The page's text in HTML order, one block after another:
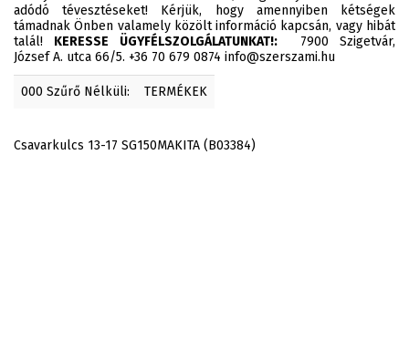
adódó tévesztéseket! Kérjük, hogy amennyiben kétségek
támadnak Önben valamely közölt információ kapcsán, vagy hibát
talál! KERESSE ÜGYFÉLSZOLGÁLATUNKAT!:7900 Szigetvár,
József A. utca 66/5. +36 70 679 0874 info@szerszami.hu
000 Szűrő Nélküli: TERMÉKEK
Csavarkulcs 13-17 SG150MAKITA (B03384)